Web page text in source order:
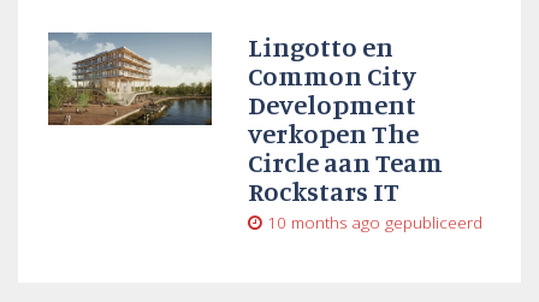
Lingotto en
Common City
Development
verkopen The
Circle aan Team
Rockstars IT
10 months ago gepubliceerd